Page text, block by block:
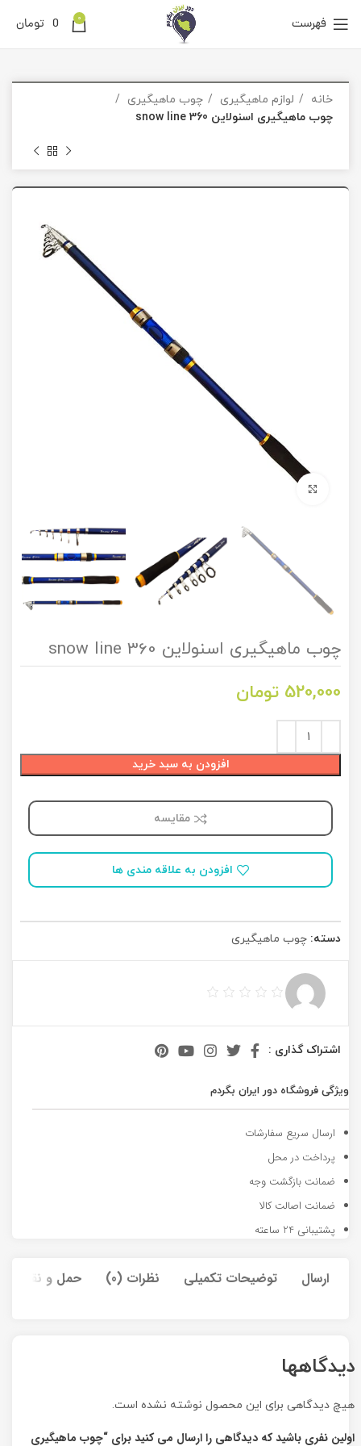
فهرست 0
0 تومان
خانه لوازم ماهیگیری
چوب ماهیگیری
چوب ماهیگیری اسنولاین snow line 360
چوب ماهیگیری اسنولاین snow line 360
520,000 تومان
افزودن به سبد خرید
مقایسه
افزودن به علاقه مندی ها
دسته: چوب ماهیگیری
اشتراک گذاری :
ویژگی فروشگاه دور ایران بگردم
ارسال سریع سفارشات
پرداخت در محل
ضمانت بازگشت وجه
ضمانت اصالت کالا
پشتیبانی 24 ساعته
ارسال توضیحات تکمیلی نظرات (0) حمل و نقل کالا
دیدگاهها
هیچ دیدگاهی برای این محصول نوشته نشده است.
اولین نفری باشید که دیدگاهی را ارسال می کنید برای “چوب ماهیگیری